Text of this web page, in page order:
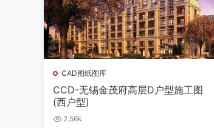
CAD图纸图库
CCD-无锡金茂府高层D户型施工图
(西户型)
2.56k